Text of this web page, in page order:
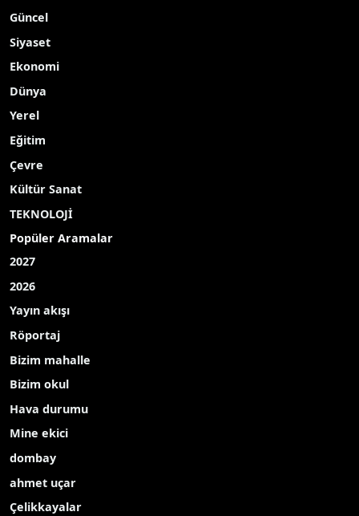
Batman’da sivil toplum kuruluşu temsilcilerinin
katılımıyla yaban hayvanları için doğaya yem
bırakıldı.
Kentte bir araya gelen sivil toplum kuruluşu
üyeleri ve temsilciler, Batı Raman bölgesinde
yoğun kar yağışıyla birlikte yiyecek bulmakta